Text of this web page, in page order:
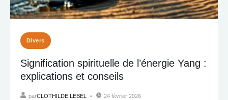
Divers
Signification spirituelle de l’énergie Yang :
explications et conseils
parCLOTHILDE LEBEL 24 février 2026